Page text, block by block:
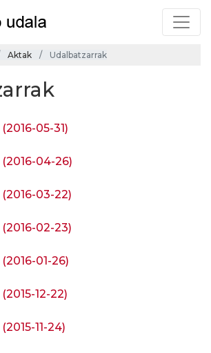
Aktak Udalbatzarrak
05-31)
04-26)
03-22)
02-23)
01-26)
12-22)
11-24)